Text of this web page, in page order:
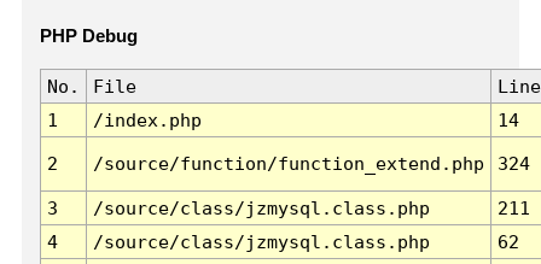
PHP Debug
No. File
Line
1
/index.php 14
2 /source/function/function_extend.php 324
3 /source/class/jzmysql.class.php
211
4
/source/class/jzmysql.class.php
62